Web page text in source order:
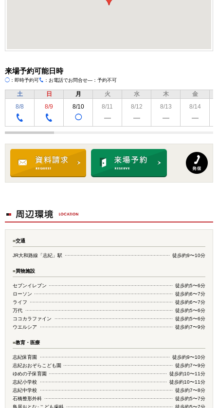
来場予約可能日時
◯ ：即時予約可 TEL
：お電話でお問合せ―：予約不可
土
8/8
TEL
日
8/9
TEL
月
8/10
◯
火
8/11
―
水
8/12
―
木
8/13
―
金
8/14
―
■交通
JR大和路線「志紀」駅 徒歩約9〜10分
■買物施設
セブンイレブン
徒歩約5〜6分
ローソン
徒歩約6〜7分
ライフ
徒歩約6〜7分
万代
徒歩約5〜6分
ココカラファイン
徒歩約5〜6分
ウエルシア
徒歩約7〜9分
■教育・医療
志紀保育園
徒歩約9〜10分
志紀おおぞらこども園
徒歩約7〜9分
ゆめの子保育園
徒歩約10〜11分
志紀小学校
徒歩約10〜11分
志紀中学校
徒歩約7〜8分
石橋整形外科
徒歩約5〜7分
鳥居おとな･こども歯科
徒歩約5〜7分